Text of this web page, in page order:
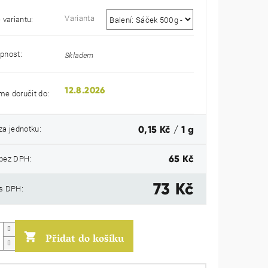
variantu: Varianta
Skladem
doručit do: 12.8.2026
jednotku:
Měrná
0,15 Kč / 1 g
DPH: 65 Kč
DPH: 73 Kč
Přidat do košíku